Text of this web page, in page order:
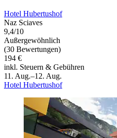
Hotel Hubertushof
Naz Sciaves
9,4/10
Außergewöhnlich
(30 Bewertungen)
194 €
inkl. Steuern & Gebühren
11. Aug.–12. Aug.
Hotel Hubertushof